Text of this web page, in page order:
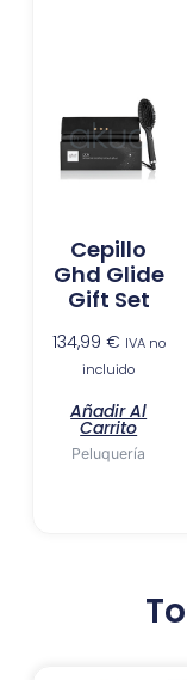
Cepillo
Ghd Glide
Gift Set
134,99 € IVA no
incluido
Añadir Al
Carrito
Peluquería